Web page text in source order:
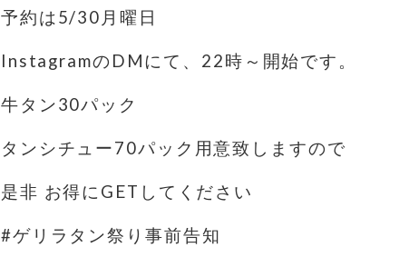
予約は5/30月曜日
InstagramのDMにて、22時～開始です。
牛タン30パック
タンシチュー70パック用意致しますので
是非 お得にGETしてください
#ゲリラタン祭り事前告知